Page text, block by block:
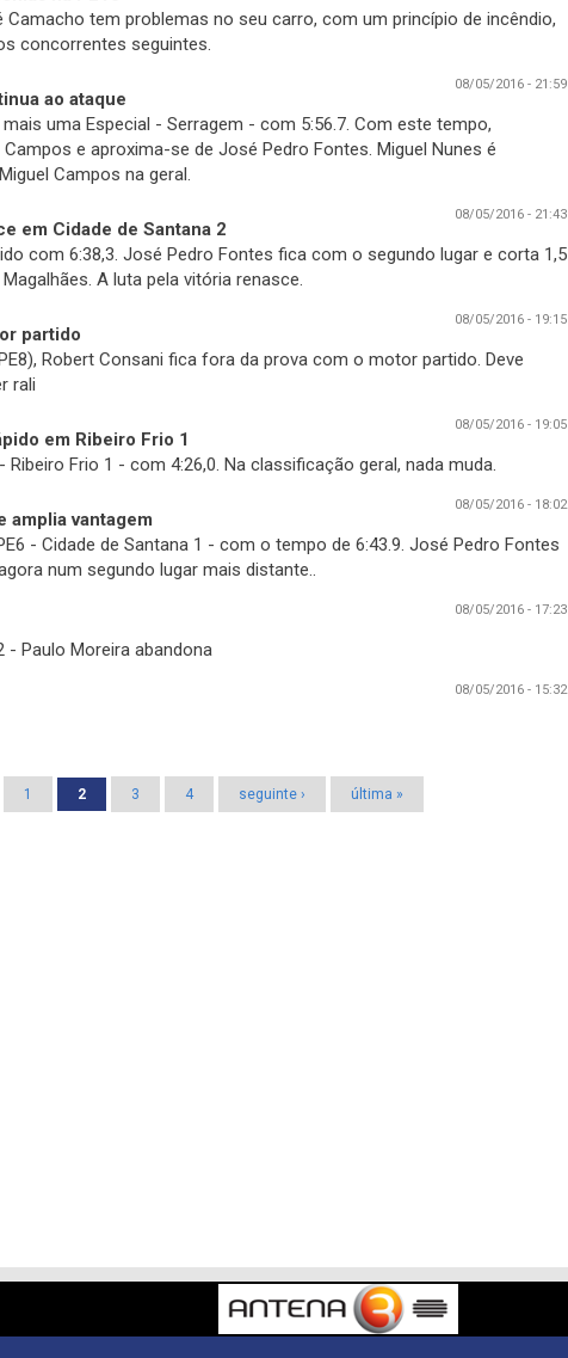
Camacho tem problemas no seu carro, com um princípio de incêndio,
concorrentes seguintes.
08/05/2016 - 21:59
ao ataque
uma Especial - Serragem - com 5:56.7. Com este tempo,
e aproxima-se de José Pedro Fontes. Miguel Nunes é
Campos na geral.
08/05/2016 - 21:43
em Cidade de Santana 2
com 6:38,3. José Pedro Fontes fica com o segundo lugar e corta 1,5
A luta pela vitória renasce.
08/05/2016 - 19:15
partido
Robert Consani fica fora da prova com o motor partido. Deve
rali
08/05/2016 - 19:05
em Ribeiro Frio 1
Ribeiro Frio 1 - com 4:26,0. Na classificação geral, nada muda.
08/05/2016 - 18:02
amplia vantagem
- Cidade de Santana 1 - com o tempo de 6:43.9. José Pedro Fontes
num segundo lugar mais distante..
08/05/2016 - 17:23
- Paulo Moreira abandona
08/05/2016 - 15:32
1 2 3 4 seguinte › última »